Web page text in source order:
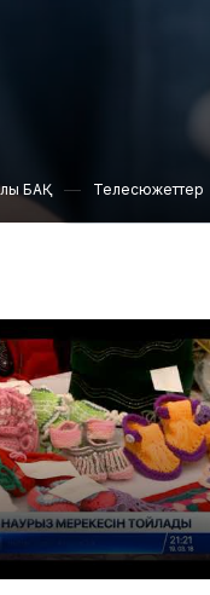
БАҚ Телесюжеттер